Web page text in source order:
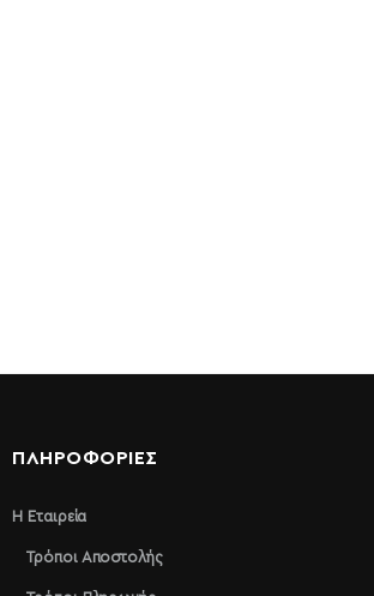
ΠΛΗΡΟΦΟΡΊΕΣ
Η Εταιρεία
Τρόποι Αποστολής